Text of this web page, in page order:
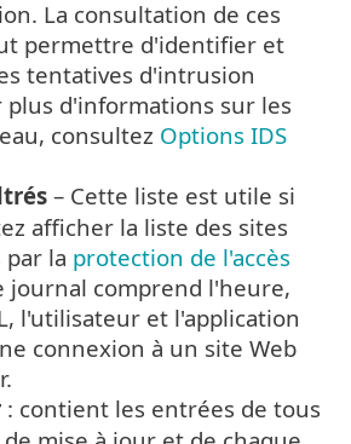
La consultation de ces
permettre d'identifier et
tentatives d'intrusion
plus d'informations sur les
consultez Options IDS
– Cette liste est utile si
afficher la liste des sites
la protection de l'accès
journal comprend l'heure,
l'utilisateur et l'application
connexion à un site Web
: contient les entrées de tous